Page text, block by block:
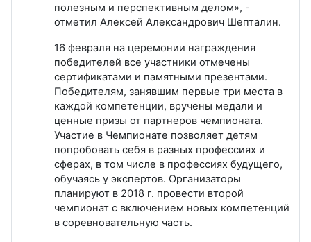
полезным и перспективным делом», -
отметил Алексей Александрович Шепталин.
16 февраля на церемонии награждения
победителей все участники отмечены
сертификатами и памятными презентами.
Победителям, занявшим первые три места в
каждой компетенции, вручены медали и
ценные призы от партнеров чемпионата.
Участие в Чемпионате позволяет детям
попробовать себя в разных профессиях и
сферах, в том числе в профессиях будущего,
обучаясь у экспертов. Организаторы
планируют в 2018 г. провести второй
чемпионат с включением новых компетенций
в соревновательную часть.